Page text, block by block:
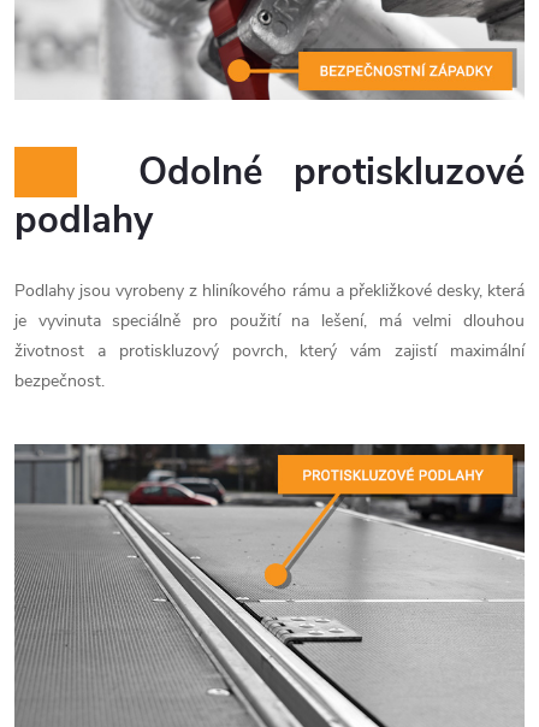
Odolné protiskluzové
podlahy
Podlahy jsou vyrobeny z hliníkového rámu a překližkové desky, která
je vyvinuta speciálně pro použití na lešení, má velmi dlouhou
životnost a protiskluzový povrch, který vám zajistí maximální
bezpečnost.